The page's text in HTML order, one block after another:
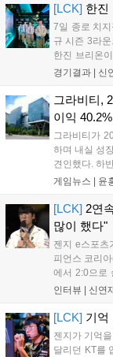
[LCK] 한진
7일 종로 치
규 시즌 3라
한진 브리온
엑스를 제치
경기결과 | 신
그라비티,
이익
그라비티가
하며 내실 성
견인했다. 하
시작으로 9월
이’ 출시가
출시할 계획
템 구축을 통
게임뉴스 | 윤
[LCK] 2연
많이 했다"
젠지 e스포츠
피언스 코리
에서 2:0으로
를 벌리며 25
하며 POM에
인터뷰 | 신연
[LCK] 기억
젠지가 기억
달리던 KT를